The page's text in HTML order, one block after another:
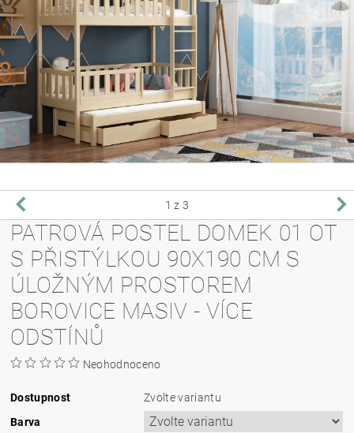
1 z 3
PATROVÁ POSTEL DOMEK 01 OT
S PŘISTÝLKOU 90X190 CM S
ÚLOŽNÝM PROSTOREM
BOROVICE MASIV - VÍCE
ODSTÍNŮ
Neohodnoceno
Dostupnost
Zvolte variantu
Barva